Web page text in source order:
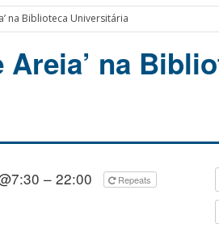
na Biblioteca Universitária
Areia’ na
– 22:00 Repeats